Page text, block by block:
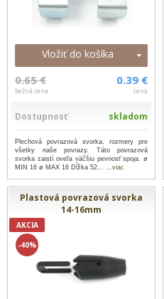
Vložiť do košíka
0.65 €
bežná cena
0.39 €
cena
Dostupnosť skladom
Plechová povrazová svorka, rozmery pre
všetky naše povrazy. Táto povrazová
svorka zaistí oveľa väčšiu pevnosť spoja. ø
MIN 16 ø MAX 16 Dĺžka 52...
...viac
Plastová povrazová svorka
14-16mm
AKCIA
-40%